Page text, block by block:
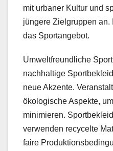
mit urbaner Kultur und
jüngere Zielgruppen
das Sportangebot.
Umweltfreundliche
nachhaltige
neue Akzente.
ökologische Aspekte,
minimieren.
verwenden recycelte
faire